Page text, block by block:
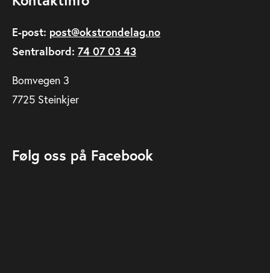
E-post: post@okstrondelag.no
Sentralbord: 74 07 03 43
Bomvegen 3
7725 Steinkjer
Følg oss på Facebook